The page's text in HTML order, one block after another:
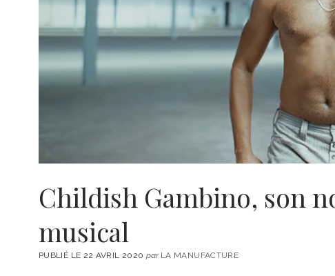
Childish Gambino, son
musical
PUBLIÉ LE 22 AVRIL 2020 parLA MANUFACTURE